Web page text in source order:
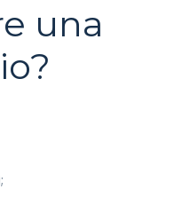
una